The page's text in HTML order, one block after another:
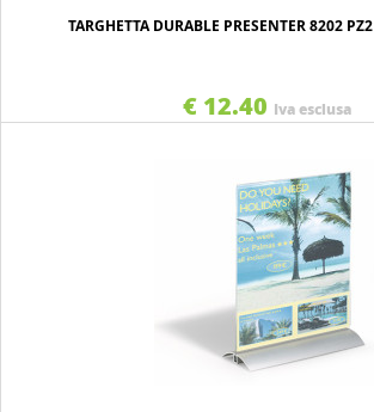
TARGHETTA DURABLE PRESENTER 8202 PZ2
€ 12.40 Iva esclusa